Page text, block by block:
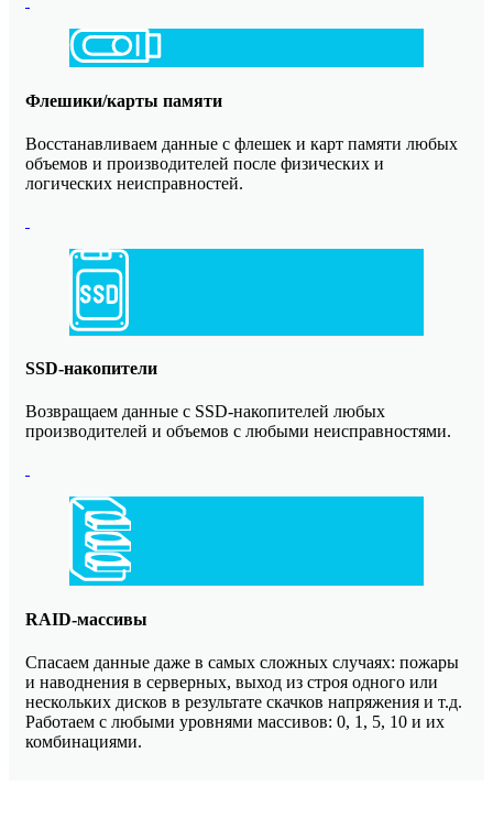
Флешики/карты памяти
Восстанавливаем данные с флешек и карт памяти любых
объемов и производителей после физических и
логических неисправностей.
SSD-накопители
Возвращаем данные с SSD-накопителей любых
производителей и объемов с любыми неисправностями.
RAID-массивы
Спасаем данные даже в самых сложных случаях: пожары
и наводнения в серверных, выход из строя одного или
нескольких дисков в результате скачков напряжения и т.д.
Работаем с любыми уровнями массивов: 0, 1, 5, 10 и их
комбинациями.